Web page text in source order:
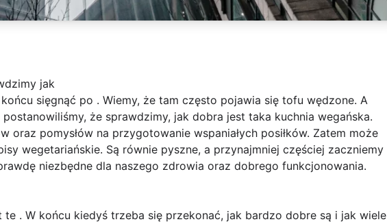
jak
sięgnąć po . Wiemy, że tam często pojawia się tofu wędzone. A
że sprawdzimy, jak dobra jest taka kuchnia wegańska.
oraz pomysłów na przygotowanie wspaniałych posiłków. Zatem może
wegetariańskie. Są równie pyszne, a przynajmniej częściej zaczniemy
niezbędne dla naszego zdrowia oraz dobrego funkcjonowania.
. W końcu kiedyś trzeba się przekonać, jak bardzo dobre są i jak wiele